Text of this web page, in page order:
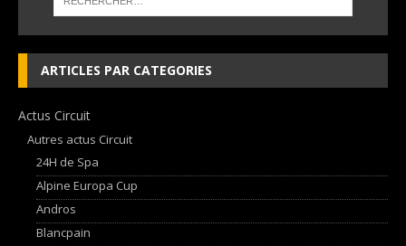
ARTICLES PAR CATEGORIES
Actus Circuit
Autres actus Circuit
24H de Spa
Alpine Europa Cup
Andros
Blancpain